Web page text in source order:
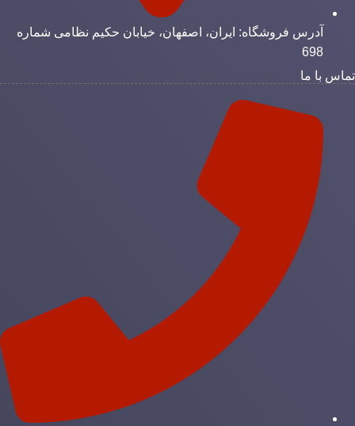
آدرس فروشگاه: ایران، اصفهان، خیابان حکیم نظامی شماره
698
با ما